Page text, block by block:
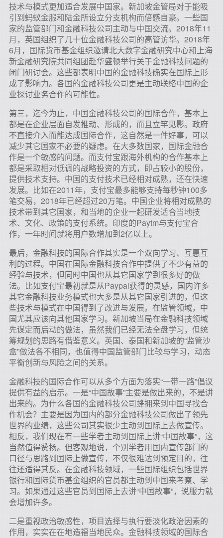
技术与模式更加适合发展中国家。新加坡金管局对于能吸
引到蚂蚁金服和陆金所设立分支机构而倍感自豪。一些国
家的监管部门和金融科技公司主动与中国交流。2018年11
月，英国组织了几十位金融科技公司的高管访华。2018年
6月，国际货币基金组织邀请北大数字金融研究中心和上海
新金融研究院共同组团赴华盛顿举行关于金融科技问题的
闭门研讨会。这些都表明中国的金融科技确实在国际上形
成了影响力。各国的金融科技公司更是主动联络中国的企
业探讨业务合作的可能性。
第三，迄今为止，中国金融科技公司的国际合作，基本上
都是在企业层面自发推动、形成的，而且立竿见影。政府
不直接介入而能达成国际合作，这自然是一件好事，可以
减少其它国家不必要的疑虑。在大多数国家，国际金融合
作是一个敏感的问题。而支付宝跟海外机构的合作基本上
都是采取相对低调的战略投资的方式，即占较小的股份，
提供技术支持。中国的支付技术已经相对成熟，还在快速
发展。比如在2011年，支付宝最多能够支持每秒钟100多
笔交易，2018年已经超过20万笔。中国企业将相对成熟的
技术带到其它国家，和当地的企业一起研发适合当地技
术、文化、政策的支付系统。印度的Paytm与支付宝合
作，一年时间就将用户数增加到2亿以上。
最后，金融科技的国际合作其实是一个双向学习、互惠互
利的过程。中国在国际金融科技合作中提供了不少有益的
经验与技术，但同时中国也从其它国家学到很多好的做
法。比如支付宝最初就是从Paypal获得的灵感，国内许多
其它金融科技业务模式也大多是从其它国家引进的，但这
些技术与模式在中国得到了改进与发展。在监管领域，中
国尤其应该向其他国家学习。新加坡当局在金融科技领域
先谋定而后动的做法，虽然我们已经无法全盘学习，但统
筹规划的思路有借鉴意义。英国、泰国和新加坡的“监管沙
盒”做法各不相同，也值得中国监管部门比较与学习，动态
平衡创新与风险之间的关系。
金融科技的国际合作可以从多个方面为落实“一带一路”倡议
提供有益的启示。一是“中国故事”主要是做出来的，不是讲
出来的。为什么各国的金融科技公司蜂拥来到中国寻找合
作机会？主要是因为国内的部分金融科技公司做出了领先
世界的业绩，这些公司其实很少主动到国际上去做宣传。
相反，我们现在有一些学者主动到国际上讲“中国故事”，这
当然值得赞扬。但客观地说，个别学者用国内宣传部门的
口径与思路到国际上做宣传，不仅很难达到预定目的，往
往还适得其反。在金融科技领域，一些国际组织包括世界
银行和国际货币基金组织的官员都主动到中国来考察、学
习。如果通过这些官员到国际上去讲“中国故事”，说服力就
会增加许多。
二是重视政治敏感性，项目选择与执行要淡化政治因素的
作用，实实在在地造福当地民众。金融科技领域的国际合